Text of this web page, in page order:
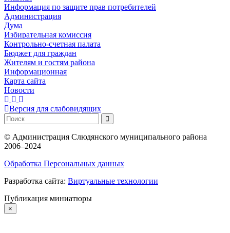
Информация по защите прав потребителей
Администрация
Дума
Избирательная комиссия
Контрольно-счетная палата
Бюджет для граждан
Жителям и гостям района
Информационная
Карта сайта
Новости
Версия для слабовидящих
© Администрация Слюдянского муниципального района
2006–2024
Обработка Персональных данных
Разработка сайта: Виртуальные технологии
Публикация миниатюры
×